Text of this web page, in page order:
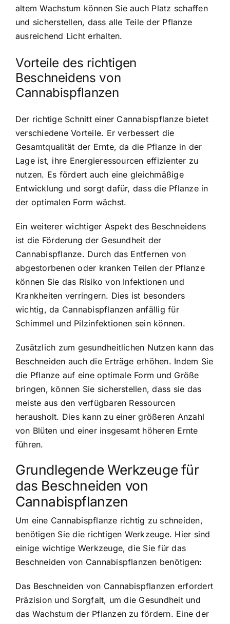
altem Wachstum können Sie auch Platz schaffen
und sicherstellen, dass alle Teile der Pflanze
ausreichend Licht erhalten.
Vorteile des richtigen
Beschneidens von
Cannabispflanzen
Der richtige Schnitt einer Cannabispflanze bietet
verschiedene Vorteile. Er verbessert die
Gesamtqualität der Ernte, da die Pflanze in der
Lage ist, ihre Energieressourcen effizienter zu
nutzen. Es fördert auch eine gleichmäßige
Entwicklung und sorgt dafür, dass die Pflanze in
der optimalen Form wächst.
Ein weiterer wichtiger Aspekt des Beschneidens
ist die Förderung der Gesundheit der
Cannabispflanze. Durch das Entfernen von
abgestorbenen oder kranken Teilen der Pflanze
können Sie das Risiko von Infektionen und
Krankheiten verringern. Dies ist besonders
wichtig, da Cannabispflanzen anfällig für
Schimmel und Pilzinfektionen sein können.
Zusätzlich zum gesundheitlichen Nutzen kann das
Beschneiden auch die Erträge erhöhen. Indem Sie
die Pflanze auf eine optimale Form und Größe
bringen, können Sie sicherstellen, dass sie das
meiste aus den verfügbaren Ressourcen
herausholt. Dies kann zu einer größeren Anzahl
von Blüten und einer insgesamt höheren Ernte
führen.
Grundlegende Werkzeuge für
das Beschneiden von
Cannabispflanzen
Um eine Cannabispflanze richtig zu schneiden,
benötigen Sie die richtigen Werkzeuge. Hier sind
einige wichtige Werkzeuge, die Sie für das
Beschneiden von Cannabispflanzen benötigen:
Das Beschneiden von Cannabispflanzen erfordert
Präzision und Sorgfalt, um die Gesundheit und
das Wachstum der Pflanzen zu fördern. Eine der